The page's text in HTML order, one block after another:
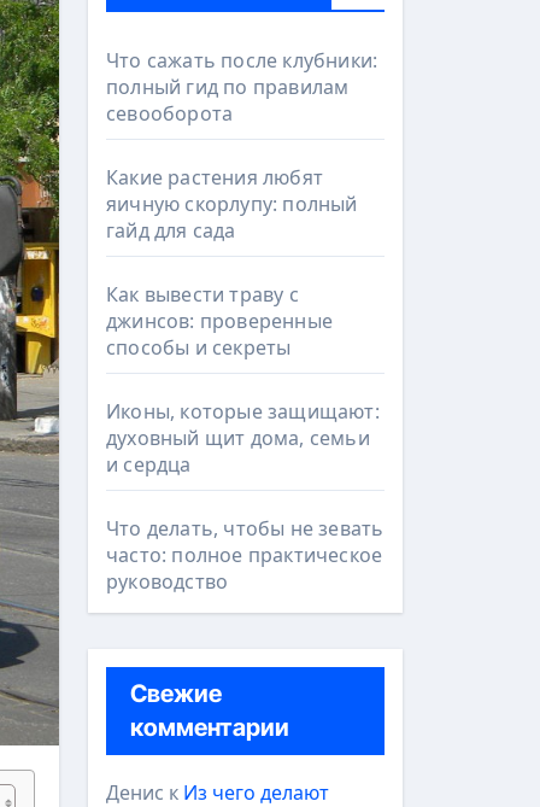
Что сажать после клубники:
полный гид по правилам
севооборота
Какие растения любят
яичную скорлупу: полный
гайд для сада
Как вывести траву с
джинсов: проверенные
способы и секреты
Иконы, которые защищают:
духовный щит дома, семьи
и сердца
Что делать, чтобы не зевать
часто: полное практическое
руководство
Свежие
комментарии
Денис к Из чего делают